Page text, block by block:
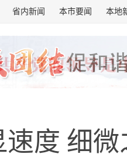
省内新闻 本市要闻 本地
度 细